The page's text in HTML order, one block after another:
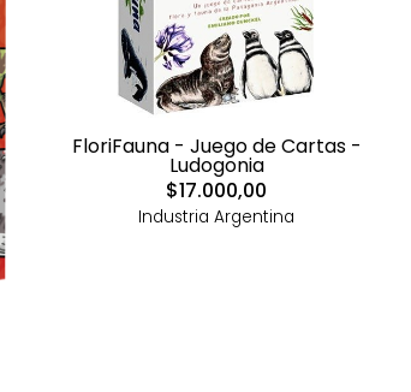
FloriFauna - Juego de Cartas -
Ludogonia
$17.000,00
Industria Argentina